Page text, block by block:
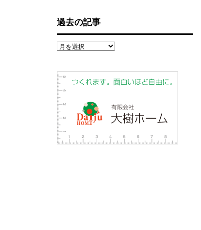
過去の記事
過
の
記
事